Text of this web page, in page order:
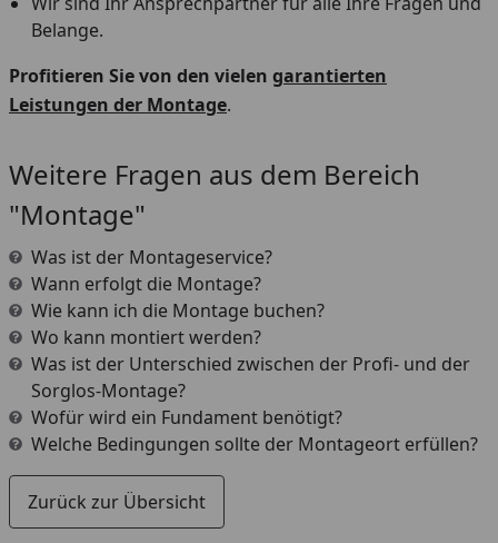
Belange.
Profitieren Sie von den vielen garantierten
Leistungen der Montage.
Weitere Fragen aus dem Bereich
"Montage"
Was ist der Montageservice?
Wann erfolgt die Montage?
Wie kann ich die Montage buchen?
Wo kann montiert werden?
Was ist der Unterschied zwischen der Profi- und der
Sorglos-Montage?
Wofür wird ein Fundament benötigt?
Welche Bedingungen sollte der Montageort erfüllen?
Zurück zur Übersicht